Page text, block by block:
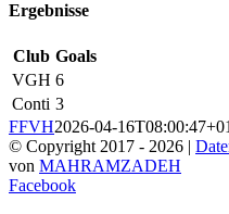
Ergebnisse
Club Goals
VGH 6
Conti 3
FFVH2026-04-
© Copyright 2017 - 2026 |
von MAHRAMZADEH
Facebook